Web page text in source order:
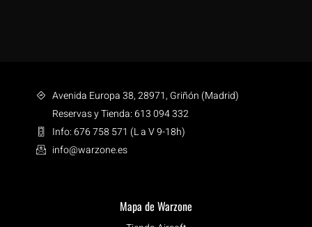
Avenida Europa 38, 28971, Griñón (Madrid)
Reservas y Tienda: 613 094 332
Info: 676 758 571 (L a V 9-18h)
info@warzone.es
Mapa de Warzone